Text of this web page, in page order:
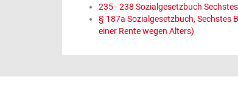
235 - 238 Sozialgesetzbuch
§ 187a Sozialgesetzbuch, Sechstes
einer Rente wegen Alters)